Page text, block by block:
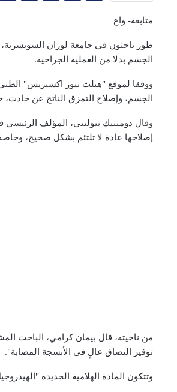
متابعة- واع
طور باحثون في جامعة لوزان السويسرية،
الجسم بدلا من العملية الجراحية.
ووفقا لموقع "هيلث نيوز اكسبريس"
الجسم، وإصلاح التمزق الناتج عن
وقال دومينيك بيوليتي، المؤلف الرئيسي
إصلاحها عادة لا تلتئم بشكل صحيح،
من ناحيته، قال بيمان كرامي، الباحث
توفير التصاق عالٍ في الأنسجة المصابة".
وتتكون المادة الهلامية الجديدة "الهيدروجيل" من 85٪ من الماء، وتتميز بالتصاقها الشديد مع الأنسجة دون